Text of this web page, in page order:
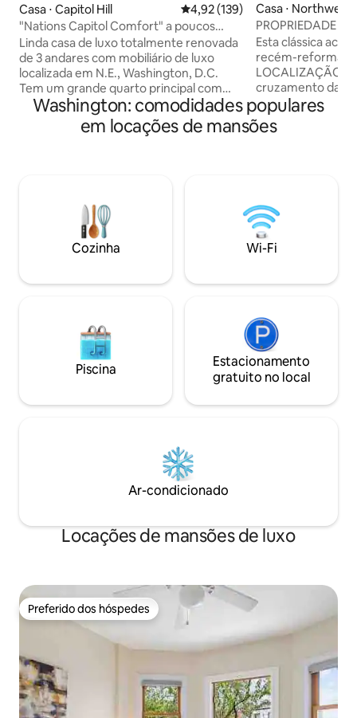
Casa ⋅ Capitol Hill 4,92 de uma avaliação média de
4,92 (139)
"Nations Capitol Comfort" a poucos
minutos da H Street!
Linda casa de luxo totalmente renovada
de 3 andares com mobiliário de luxo
localizada em N.E., Washington, D.C.
Tem um grande quarto principal com
banheiro privativo situado no (2º) andar;
área de lavanderia e área de escritório
aberta. O 3º andar tem 3 quartos, um
estacionamento gratuito na rua em
frente às instalações. Curta caminhada
até H-Str, 22 minutos de carro do
Aeroporto Reagan, 10 minutos da Union
Casa ⋅ Northwest
on
PROPRIEDADE
MELHOR
NW)
Esta clássica
recém-
LOCALIZAÇÃO
cruzamento da
NW, você tem
os melhores
atrações de
vistas incomparáveis
privativo oferece
gratuito fora da
Quartos (1 King,
Washington: comodidades populares
em locações de mansões
Cozinha Wi-Fi
Piscina
Estacionamento
gratuito no local
Ar-condicionado
Locações de mansões de luxo
Preferido dos hóspedes
Preferido dos hóspedes